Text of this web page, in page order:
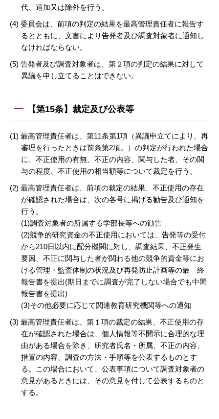
代、追加又は除外を行う。
(4) 委員会は、前項の判定の結果を最高管理責任者に報告す
るとともに、文書により告発者及び調査対象者に通知し
なければならない。
(5) 告発者及び調査対象者は、第２項の判定の結果に対して
異議を申し立てることはできない。
【第15条】裁定及び公表等
(1) 最高管理責任者は、第11条第1項（異議申立てにより、再
審理を行ったときは前条第2項。）の判定が行われた場合
に、不正使用の有無、不正の内容、関与した者、その関
与の程度、不正使用の相当額等について裁定を行う。
(2) 最高管理責任者は、前項の裁定の結果、不正使用の存在
が確認された場合は、次の各号に掲げる勧告及び通知を
行う。
(1)調査対象者の所属する学部長等への勧告
(2)競争的研究資金の不正使用においては、告発等の受付
から210日以内に配分機関に対し、調査結果、不正発生
要因、不正に関与した者が関わる他の競争的資金等にお
ける管理・監査体制の状況及び再発防止計画等の最 終
報告書を提出(期日までに調査が完了しない場合でも中間
報告書を提出)
(3)その他必要に応じて関連教育研究機関等への通知
(3) 最高管理責任者は、第１項の裁定の結果、不正使用の存
在が確認された場合は、個人情報等不開示に合理的な理
由がある場合を除き、研究者氏名・所属、不正の内容、
措置の内容、調査の方法・手順等を公表するものとす
る。この場合において、公表事項について調査対象者の
意見があるときには、その意見を付して公表するものと
する。